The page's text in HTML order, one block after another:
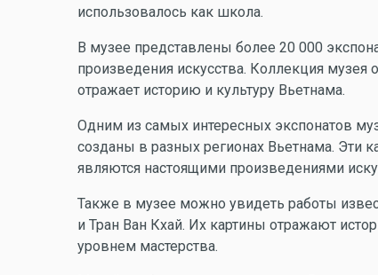
использовалось как школа.
В музее представлены более 20 000
произведения искусства. Коллекция
отражает историю и культуру Вьетнама.
Одним из самых интересных экспонатов
созданы в разных регионах Вьетнама. Эти
являются настоящими произведениями
Также в музее можно увидеть работы
и Тран Ван Кхай. Их картины отражают
уровнем мастерства.